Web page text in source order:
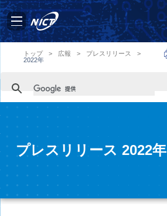
トップ > 広報 > プレスリリース
>
2022年
プレスリリース 2022年